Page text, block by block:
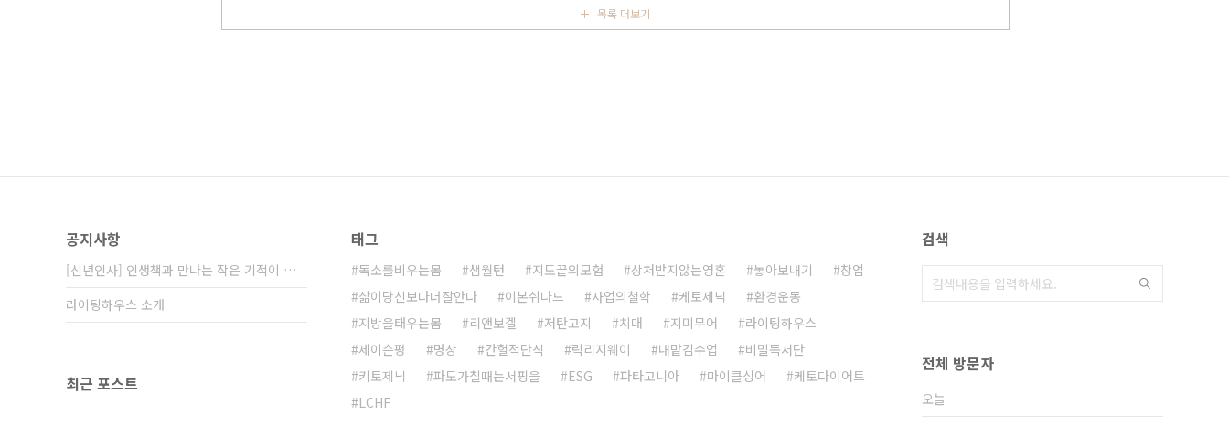
목록 더보기
공지사항
[신년인사] 인생책과 만나는 작은 기적이 함께⋯
라이팅하우스 소개
최근 포스트
태그
독소를비우는몸 샘월턴 지도끝의모험 상처받지않는영혼 놓아보내기
창업
삶이당신보다더잘안다
이본쉬나드 사업의철학 케토제닉
환경운동
지방을태우는몸
리앤보겔 저탄고지 치매 지미무어
라이팅하우스
제이슨펑
명상 간헐적단식 릭리지웨이 내맡김수업
비밀독서단
키토제닉
파도가칠때는서핑을 ESG 파타고니아 마이클싱어
케토다이어트
LCHF
검색
전체 방문자
오늘